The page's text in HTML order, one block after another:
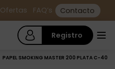
Ofertas FAQ’s Contacto
Registro
PAPEL SMOKING MASTER 200 PLATA C-40